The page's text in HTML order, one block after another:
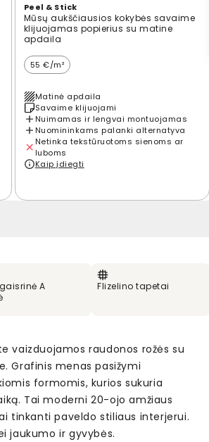
Peel & Stick
Mūsų aukščiausios kokybės savaime
klijuojamas popierius su matine
apdaila
55 €/m²
Matinė apdaila
Savaime klijuojami
Nuimamas ir lengvai montuojamas
Nuomininkams palanki alternatyva
Netinka tekstūruotoms sienoms ar
luboms
Kaip įdiegti
A
Flizelino tapetai
vaizduojamos raudonos rožės su
Grafinis menas pasižymi
formomis, kurios sukuria
Tai moderni 20-ojo amžiaus
tinkanti paveldo stiliaus interjerui.
jaukumo ir gyvybės.